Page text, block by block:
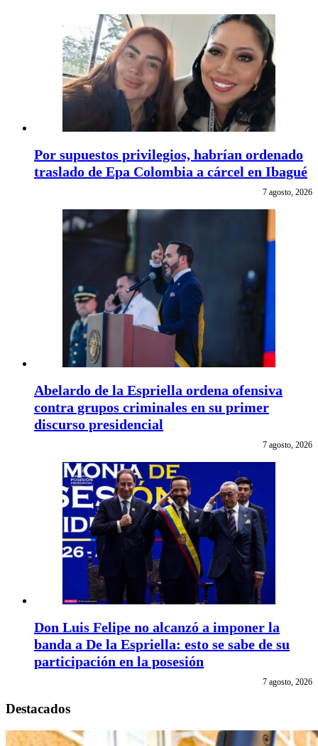
Por supuestos privilegios, habrían ordenado
traslado de Epa Colombia a cárcel en Ibagué
7 agosto, 2026
Abelardo de la Espriella ordena ofensiva
contra grupos criminales en su primer
discurso presidencial
7 agosto, 2026
Don Luis Felipe no alcanzó a imponer la
banda a De la Espriella: esto se sabe de su
participación en la posesión
7 agosto, 2026
Destacados